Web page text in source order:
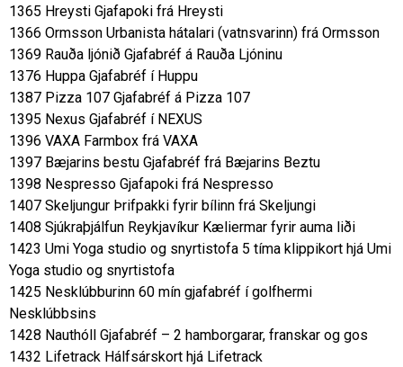
1365 Hreysti Gjafapoki frá Hreysti
1366 Ormsson Urbanista hátalari (vatnsvarinn) frá Ormsson
1369 Rauða ljónið Gjafabréf á Rauða Ljóninu
1376 Huppa Gjafabréf í Huppu
1387 Pizza 107 Gjafabréf á Pizza 107
1395 Nexus Gjafabréf í NEXUS
1396 VAXA Farmbox frá VAXA
1397 Bæjarins bestu Gjafabréf frá Bæjarins Beztu
1398 Nespresso Gjafapoki frá Nespresso
1407 Skeljungur Þrifpakki fyrir bílinn frá Skeljungi
1408 Sjúkraþjálfun Reykjavíkur Kæliermar fyrir auma liði
1423 Umi Yoga studio og snyrtistofa 5 tíma klippikort hjá Umi
Yoga studio og snyrtistofa
1425 Nesklúbburinn 60 mín gjafabréf í golfhermi
Nesklúbbsins
1428 Nauthóll Gjafabréf – 2 hamborgarar, franskar og gos
1432 Lifetrack Hálfsárskort hjá Lifetrack